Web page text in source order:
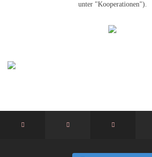
unter "Kooperationen").